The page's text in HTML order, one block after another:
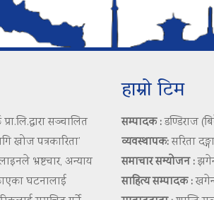
सञ्चालित
खोज पत्रकारिता’
भ्रष्टचार, अन्याय
घटनालाई
हाम्रो टिम
सम्पादक :डण्डिराज
व्यवस्थापक:सरिता
समाचार सम्योजन :
साहित्य सम्पादक :